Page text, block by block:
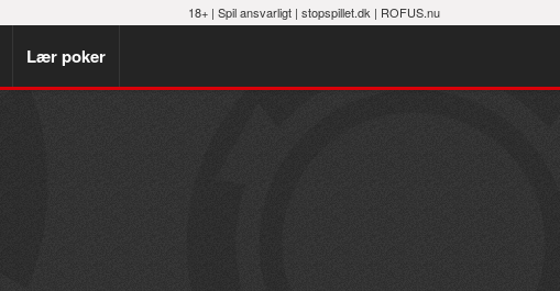
18+ | Spil ansvarligt| stopspillet.dk | ROFUS.nu
Lær poker